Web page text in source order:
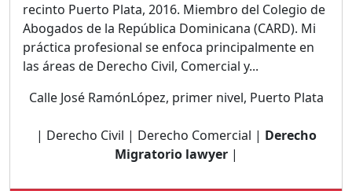
recinto Puerto Plata, 2016. Miembro del Colegio de
Abogados de la República Dominicana (CARD). Mi
práctica profesional se enfoca principalmente en
las áreas de Derecho Civil, Comercial y...
Calle José RamónLópez, primer nivel, Puerto Plata
| Derecho Civil | Derecho Comercial | Derecho
Migratorio lawyer|